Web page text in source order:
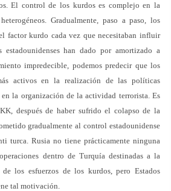
El control de los kurdos es complejo en la
Gradualmente, paso a paso, los
factor kurdo cada vez que necesitaban influir
han dado por amortizado a
impredecible, podemos predecir que los
activos en la realización de las políticas
en la organización de la actividad terrorista. Es
después de haber sufrido el colapso de la
gradualmente al control estadounidense
turca. Rusia no tiene prácticamente ninguna
dentro de Turquía destinadas a la
los esfuerzos de los kurdos, pero Estados
tal motivación.